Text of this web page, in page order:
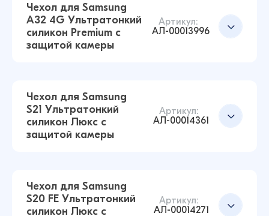
Чехол для Samsung S21 FE Ультратонкий
силикон Люкс с защитой камеры
Чехол для Samsung A31 Ультратонкий силикон
Люкс с защитой камеры (Прозрачный)
Добавить в корзину
Чехол для Samsung
A32 4G Ультратонкий
силикон Premium с
защитой камеры
Артикул:
АЛ-00013996
Чехол для Samsung A32 4G Ультратонкий
Чехол для Samsung
S21 Ультратонкий
силикон Люкс с
защитой камеры
Артикул:
АЛ-00014361
Чехол для Samsung
S20 FE Ультратонкий
силикон Люкс с
Артикул:
АЛ-00014271